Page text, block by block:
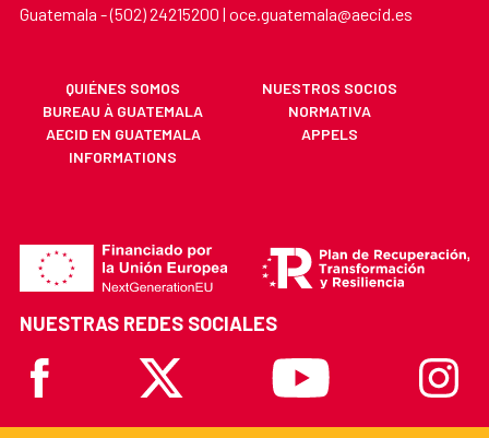
Guatemala - (502) 24215200 | oce.guatemala@aecid.es
QUIÉNES SOMOS
NUESTROS SOCIOS
BUREAU À GUATEMALA
NORMATIVA
AECID EN GUATEMALA
APPELS
INFORMATIONS
NUESTRAS REDES SOCIALES
Facebook
X Youtube